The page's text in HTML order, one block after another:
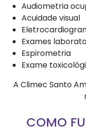
Audiometria
Acuidade visual
Exames
Espirometria
Exame
A Climec Santo
COMO